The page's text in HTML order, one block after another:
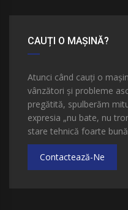
CAUȚI O MAȘINĂ?
Atunci când cauți o
vânzători și probleme
pregătită, spulberăm
expresia „nu bate, nu
stare tehnică foarte
Contactează-Ne